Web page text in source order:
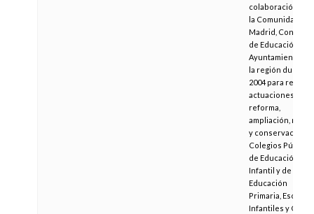
colaboración
la Comunidad de
Madrid,
de Educación, y
Ayuntamientos
la región durante
2004 para realizar
actuaciones de
reforma,
ampliación,
y conservación
Colegios
de Educación
Infantil y de
Educación
Primaria,
Infantiles y Casas